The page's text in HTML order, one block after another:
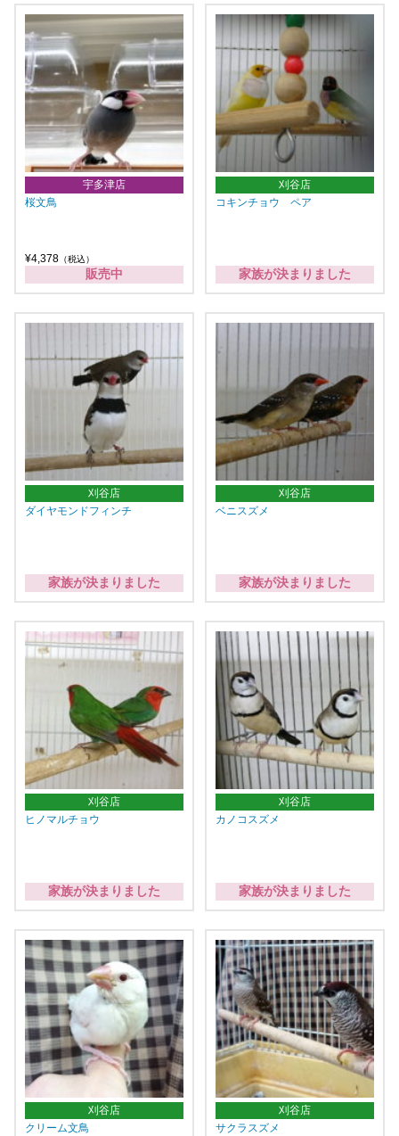
宇多津店
桜文鳥
¥4,378 （税込）
販売中
刈谷店
コキンチョウ ペア
家族が決まりました
刈谷店
ダイヤモンドフィンチ
家族が決まりました
刈谷店
ベニスズメ
家族が決まりました
刈谷店
ヒノマルチョウ
家族が決まりました
刈谷店
カノコスズメ
家族が決まりました
刈谷店
クリーム文鳥
刈谷店
サクラスズメ